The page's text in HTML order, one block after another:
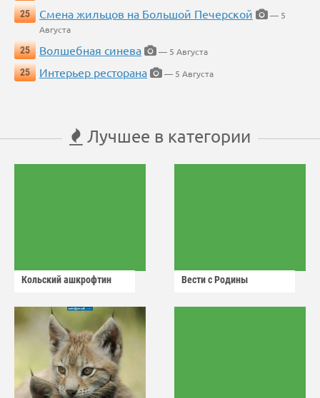
25
Смена жильцов на Большой Печерской
— 5
Августа
25
Волшебная синева
— 5 Августа
25
Интерьер ресторана — 5 Августа
Лучшее в категории
Кольский ашкрофтин Вести с Родины